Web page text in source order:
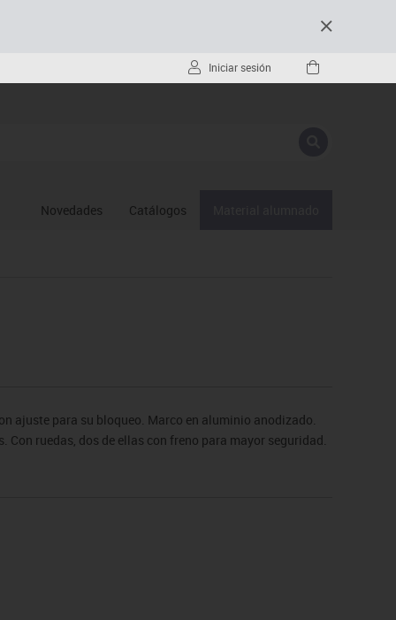
Iniciar sesión
Novedades Catálogos
ajuste para su bloqueo. Marco en aluminio anodizado.
ruedas, dos de ellas con freno para mayor seguridad.